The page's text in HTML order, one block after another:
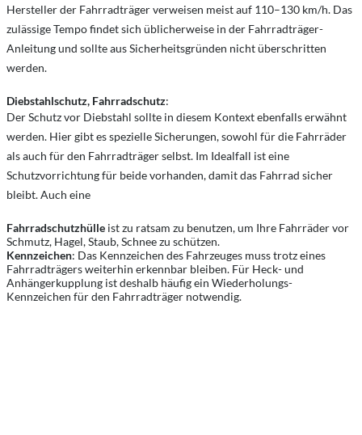
Hersteller der Fahrradträger verweisen meist auf 110–130 km/h. Das
zulässige Tempo findet sich üblicherweise in der Fahrradträger-
Anleitung und sollte aus Sicherheitsgründen nicht überschritten
werden.
Diebstahlschutz, Fahrradschutz:
Der Schutz vor Diebstahl sollte in diesem Kontext ebenfalls erwähnt
werden. Hier gibt es spezielle Sicherungen, sowohl für die Fahrräder
als auch für den Fahrradträger selbst. Im Idealfall ist eine
Schutzvorrichtung für beide vorhanden, damit das Fahrrad sicher
bleibt. Auch eine
Fahrradschutzhülle ist zu ratsam zu benutzen, um Ihre Fahrräder vor
Schmutz, Hagel, Staub, Schnee zu schützen.
Kennzeichen: Das Kennzeichen des Fahrzeuges muss trotz eines
Fahrradträgers weiterhin erkennbar bleiben. Für Heck- und
Anhängerkupplung ist deshalb häufig ein Wiederholungs-
Kennzeichen für den Fahrradträger notwendig.